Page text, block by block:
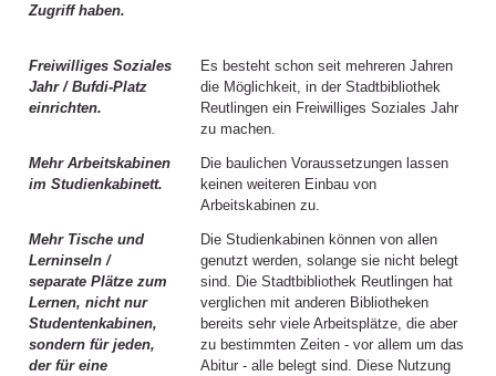
Zugriff haben.
Freiwilliges Soziales
Jahr / Bufdi-Platz
einrichten.
Es besteht schon seit mehreren Jahren
die Möglichkeit, in der Stadtbibliothek
Reutlingen ein Freiwilliges Soziales Jahr
zu machen.
Mehr Arbeitskabinen
im Studienkabinett.
Die baulichen Voraussetzungen lassen
keinen weiteren Einbau von
Arbeitskabinen zu.
Mehr Tische und
Lerninseln /
separate Plätze zum
Lernen, nicht nur
Studentenkabinen,
sondern für jeden,
der für eine
Die Studienkabinen können von allen
genutzt werden, solange sie nicht belegt
sind. Die Stadtbibliothek Reutlingen hat
verglichen mit anderen Bibliotheken
bereits sehr viele Arbeitsplätze, die aber
zu bestimmten Zeiten - vor allem um das
Abitur - alle belegt sind. Diese Nutzung